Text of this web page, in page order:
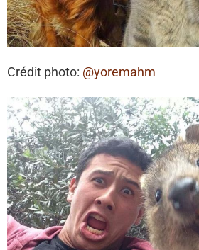
Crédit photo: @yoremahm